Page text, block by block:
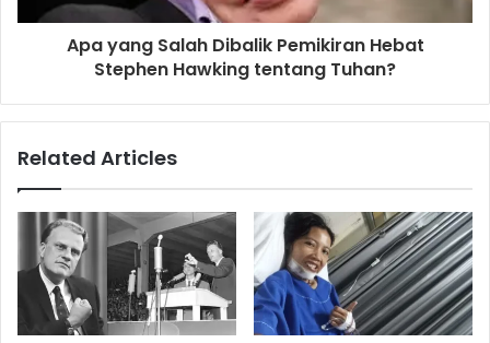
Apa yang Salah Dibalik Pemikiran Hebat
Stephen Hawking tentang Tuhan?
Related Articles